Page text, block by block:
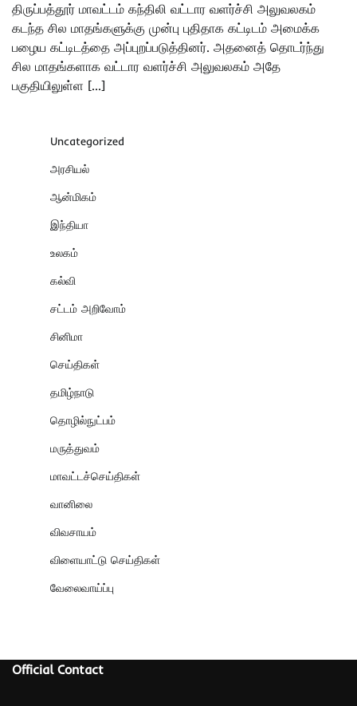
திருப்பத்தூர் மாவட்டம் கந்திலி வட்டார வளர்ச்சி அலுவலகம்
கடந்த சில மாதங்களுக்கு முன்பு புதிதாக கட்டிடம் அமைக்க
பழைய கட்டிடத்தை அப்புறப்படுத்தினர். அதனைத் தொடர்ந்து
சில மாதங்களாக வட்டார வளர்ச்சி அலுவலகம் அதே
பகுதியிலுள்ள […]
Uncategorized
அரசியல்
ஆன்மிகம்
இந்தியா
உலகம்
கல்வி
சட்டம் அறிவோம்
சினிமா
செய்திகள்
தமிழ்நாடு
தொழில்நுட்பம்
மருத்துவம்
மாவட்டச்செய்திகள்
வானிலை
விவசாயம்
விளையாட்டு செய்திகள்
வேலைவாய்ப்பு
Official Contact